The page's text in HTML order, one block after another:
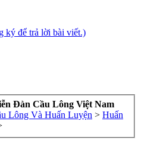
ký để trả lời bài viết.)
Đàn Cầu Lông Việt Nam
Lông Và Huấn Luyện > Huấn